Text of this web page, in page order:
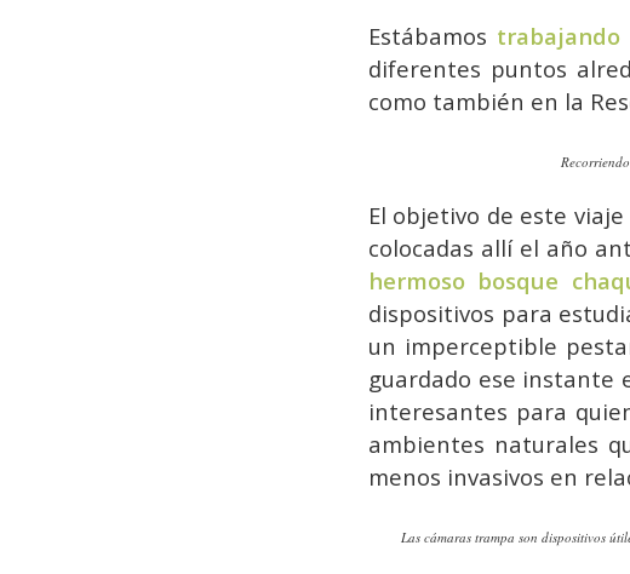
Estábamos
diferentes puntos
como también en la
El objetivo de este
colocadas allí el año
hermoso bosque
dispositivos para
un imperceptible
guardado ese instante
interesantes para
ambientes naturales
menos invasivos en
Las cámaras trampa son dispositivos